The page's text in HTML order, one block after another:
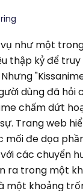
vụ như một
thập kỷ để truy
dùng đã hỏi
chấm dứt
Trang web
mối đe dọa
các chuyển
ra trong một
một khoảng